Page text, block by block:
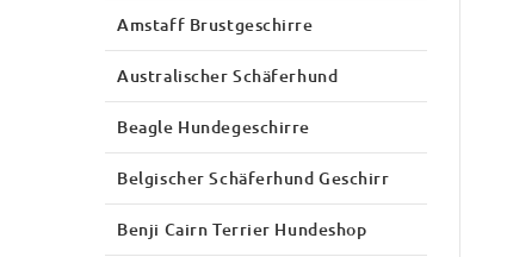
Amstaff Brustgeschirre
Australischer Schäferhund
Beagle Hundegeschirre
Belgischer Schäferhund Geschirr
Benji Cairn Terrier Hundeshop